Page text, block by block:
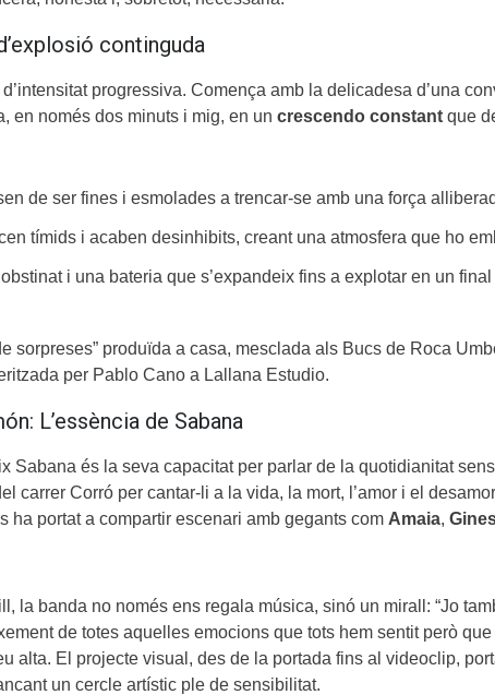
continguda
progressiva. Comença amb la delicadesa d’una
en només dos minuts i mig, en un crescendo constant que
de ser fines i esmolades a trencar-se amb una força
tímids i acaben desinhibits, creant una atmosfera que ho
i una bateria que s’expandeix fins a explotar en un final
sorpreses” produïda a casa, mesclada als Bucs de Roca
per Pablo Cano a Lallana Estudio.
L’essència de Sabana
Sabana és la seva capacitat per parlar de la quotidianitat
carrer Corró per cantar-li a la vida, la mort, l’amor i el
ha portat a compartir escenari amb gegants com Amaia,
la banda no només ens regala música, sinó un mirall: “Jo
de totes aquelles emocions que tots hem sentit però
alta. El projecte visual, des de la portada fins al videoclip,
un cercle artístic ple de sensibilitat.